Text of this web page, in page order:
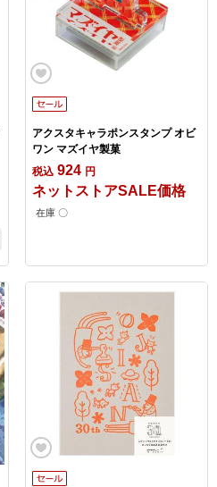
アクスタキャラポンスタンプ オビ
ワン マズイヤ製菓
税込 924 円
ネットストアSALE価格
在庫 〇